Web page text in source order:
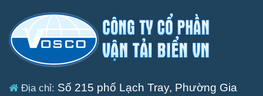
Địa chỉ: Số 215 phố Lạch Tray, Phường Gia